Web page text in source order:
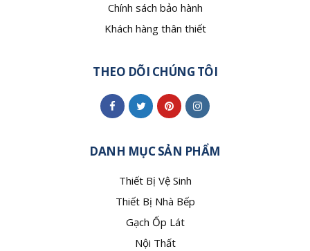
Chính sách bảo hành
Khách hàng thân thiết
THEO DÕI CHÚNG TÔI
DANH MỤC SẢN PHẨM
Thiết Bị Vệ Sinh
Thiết Bị Nhà Bếp
Gạch Ốp Lát
Nội Thất